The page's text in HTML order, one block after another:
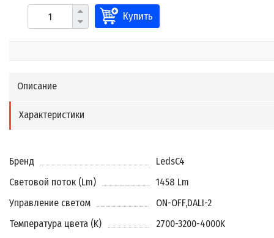
Купить
Описание
Характеристики
Бренд
LedsC4
Световой поток (Lm)
1458 Lm
Управление светом
ON-OFF,DALI-2
Температура цвета (K)
2700-3200-4000K